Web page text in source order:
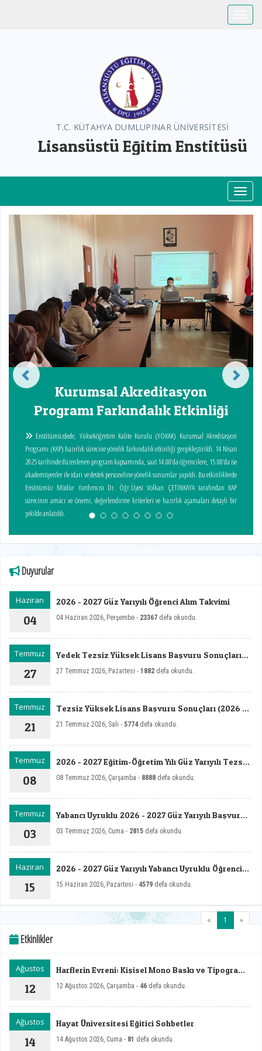
T.C. KÜTAHYA DUMLUPINAR ÜNİVERSİTESİ
Lisansüstü Eğitim Enstitüsü
Kurumsal Akreditasyon
Programı Farkındalık Etkinliği
Enstitümüzdede, Yükseköğretim Kalite Kurulu (YÖKAK) Kurumsal Akreditasyon
Programı (KAP) hazırlık sürecine yönelik farkındalık etkinliği gerçekleştirildi. 14 Nisan
2025 tarihinde düzenlenen program kapsamında, saat 14.00’da öğrencilere, 15.00’da ise
akademisyenler ile idari ve destek personeline yönelik sunumlar yapıldı. Bu etkinliklerde
Enstitümüz Müdür Yardımcısı Dr. Öğr.Üyesi Volkan ÇETİNKAYA tarafından KAP
sürecinin amacı ve önemi, değerlendirme kriterleri ve hazırlık aşamaları detaylı bir
şekilde anlatıldı.
Previous Next
Duyurular
Haziran
04
2026 - 2027 Güz Yarıyılı Öğrenci Alım Takvimi
04 Haziran 2026, Perşembe - 23367 defa okundu.
Temmuz
27
Yedek Tezsiz Yüksek Lisans Başvuru Sonuçları
27 Temmuz 2026, Pazartesi - 1882 defa okundu.
Temmuz
21
Tezsiz Yüksek Lisans Başvuru Sonuçları (2026 -
21 Temmuz 2026, Salı - 5774defa okundu.
Temmuz
08
2026 - 2027 Eğitim-Öğretim Yılı Güz Yarıyılı Tezsiz
08 Temmuz 2026, Çarşamba - 8888 defa okundu.
Temmuz
03
Yabancı Uyruklu 2026 - 2027 Güz Yarıyılı Başvuru
03 Temmuz 2026, Cuma - 2815 defa okundu.
Haziran
15
2026 - 2027 Güz Yarıyılı Yabancı Uyruklu Öğrenci
15 Haziran 2026, Pazartesi - 4579 defa okundu.
« 1 (current)
»
Etkinlikler
Ağustos
12
Harflerin Evreni: Kişisel Mono Baskı ve Tipografi
12 Ağustos 2026, Çarşamba - 46 defa okundu.
Ağustos
14
Hayat Üniversitesi Eğitici Sohbetler
14 Ağustos 2026, Cuma - 81 defa okundu.